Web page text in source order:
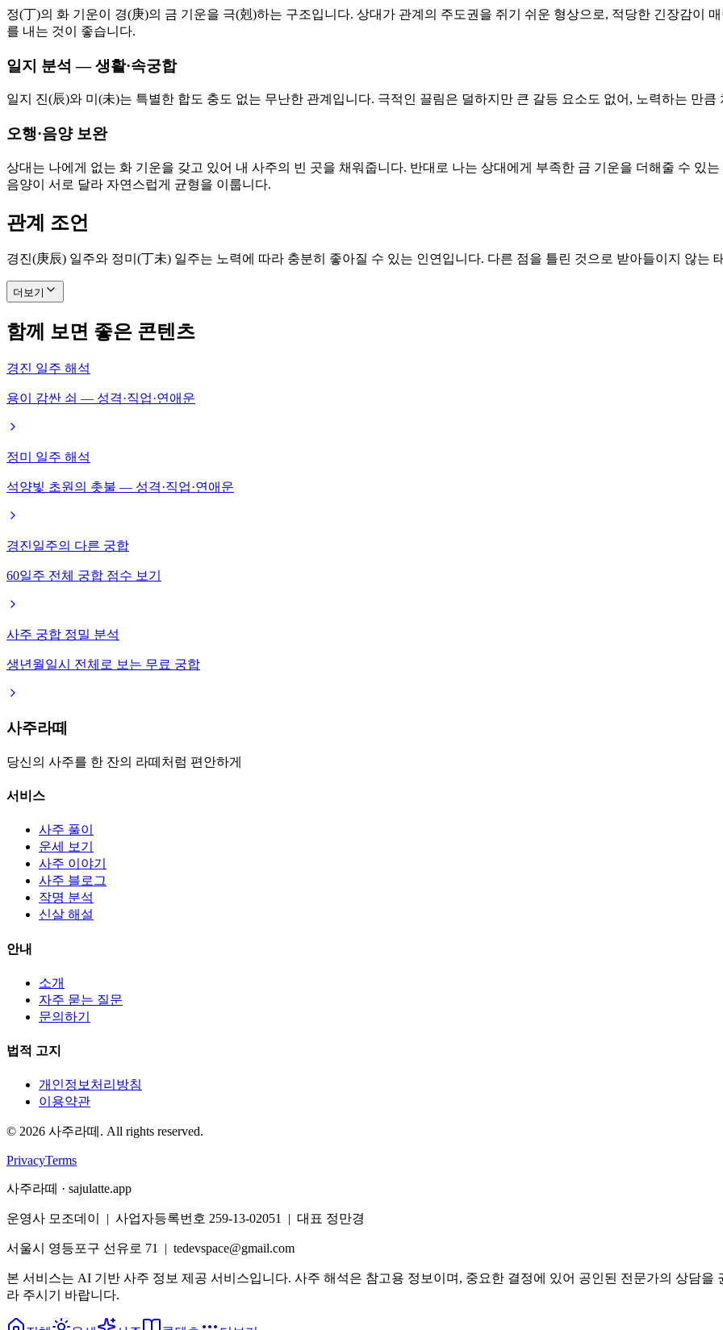
정(丁)의 화 기운이 경(庚)의 금 기운을 극(剋)하는 구조입니다. 상대가 관계의 주도권을 쥐기 쉬운 형상으로, 적당한 긴장감이
를 내는 것이 좋습니다.
일지 분석 — 생활·속궁합
일지 진(辰)와 미(未)는 특별한 합도 충도 없는 무난한 관계입니다. 극적인 끌림은 덜하지만 큰 갈등 요소도 없어, 노력하는 만
오행·음양 보완
상대는 나에게 없는 화 기운을 갖고 있어 내 사주의 빈 곳을 채워줍니다. 반대로 나는 상대에게 부족한 금 기운을 더해줄 수 있
음양이 서로 달라 자연스럽게 균형을 이룹니다.
관계 조언
경진(庚辰) 일주와 정미(丁未) 일주는 노력에 따라 충분히 좋아질 수 있는 인연입니다. 다른 점을 틀린 것으로 받아들이지 않는
더보기
함께 보면 좋은 콘텐츠
경진 일주 해석
용이 감싼 쇠 — 성격·직업·연애운
정미 일주 해석
석양빛 초원의 촛불 — 성격·직업·연애운
경진일주의 다른 궁합
60일주 전체 궁합 점수 보기
사주 궁합 정밀 분석
생년월일시 전체로 보는 무료 궁합
사주라떼
당신의 사주를 한 잔의 라떼처럼 편안하게
서비스
사주 풀이
운세 보기
사주 이야기
사주 블로그
작명 분석
신살 해설
안내
소개
자주 묻는 질문
문의하기
법적 고지
개인정보처리방침
이용약관
© 2026 사주라떼. All rights reserved.
PrivacyTerms
사주라떼 · sajulatte.app
운영사 모조데이 | 사업자등록번호 259-13-02051 | 대표 정만경
서울시 영등포구 선유로 71 | tedevspace@gmail.com
본 서비스는 AI 기반 사주 정보 제공 서비스입니다. 사주 해석은 참고용 정보이며, 중요한 결정에 있어 공인된 전문가의 상담
라 주시기 바랍니다.